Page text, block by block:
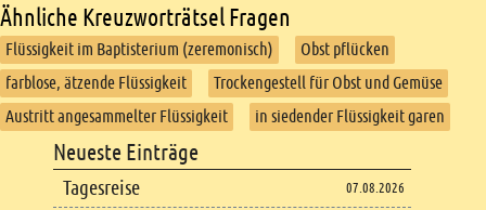
Ähnliche Kreuzworträtsel Fragen
Flüssigkeit im Baptisterium (zeremonisch)
Obst pflücken
farblose, ätzende Flüssigkeit
Trockengestell für Obst und Gemüse
Austritt angesammelter Flüssigkeit
in siedender Flüssigkeit garen
Footer content
Neueste Einträge
Tagesreise 07.08.2026